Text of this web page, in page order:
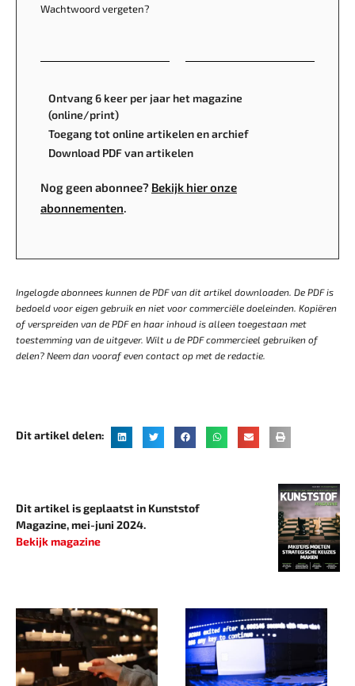
Wachtwoord vergeten?
Ontvang 6 keer per jaar het magazine
(online/print)
Toegang tot online artikelen en archief
Download PDF van artikelen
Nog geen abonnee? Bekijk hier onze
abonnementen
Ingelogde abonnees kunnen de PDF van dit artikel downloaden. De PDF is
bedoeld voor eigen gebruik en niet voor commerciële doeleinden. Kopiëren
of verspreiden van de PDF en haar inhoud is alleen toegestaan met
toestemming van de uitgever. Wilt u de PDF commercieel gebruiken of
delen? Neem dan vooraf even contact op met de redactie.
Dit artikel delen:
Dit artikel is geplaatst in Kunststof
Magazine, mei-juni 2024.
Bekijk magazine